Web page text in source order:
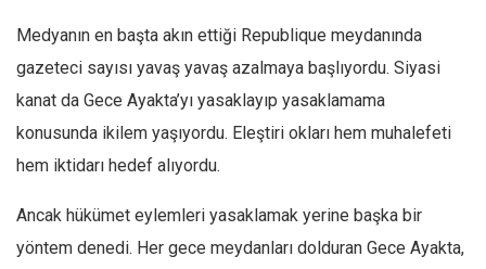
Medyanın en başta akın ettiği Republique meydanında
gazeteci sayısı yavaş yavaş azalmaya başlıyordu. Siyasi
kanat da Gece Ayakta’yı yasaklayıp yasaklamama
konusunda ikilem yaşıyordu. Eleştiri okları hem muhalefeti
hem iktidarı hedef alıyordu.
Ancak hükümet eylemleri yasaklamak yerine başka bir
yöntem denedi. Her gece meydanları dolduran Gece Ayakta,